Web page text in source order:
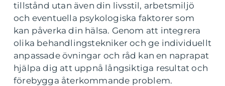
tillstånd utan även din livsstil, arbetsmiljö
och eventuella psykologiska faktorer som
kan påverka din hälsa. Genom att integrera
olika behandlingstekniker och ge individuellt
anpassade övningar och råd kan en naprapat
hjälpa dig att uppnå långsiktiga resultat och
förebygga återkommande problem.